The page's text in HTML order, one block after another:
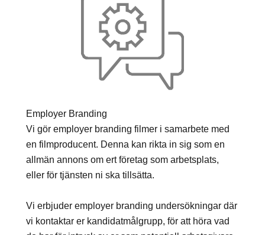
Employer Branding
Vi gör employer branding filmer i samarbete med
en filmproducent. Denna kan rikta in sig som en
allmän annons om ert företag som arbetsplats,
eller för tjänsten ni ska tillsätta.
Vi erbjuder employer branding undersökningar där
vi kontaktar er kandidatmålgrupp, för att höra vad